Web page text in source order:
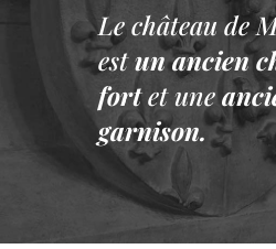
Le château de
est un ancien
fort et une
garnison.